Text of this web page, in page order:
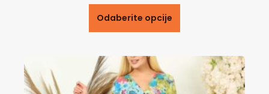
Odaberite opcije